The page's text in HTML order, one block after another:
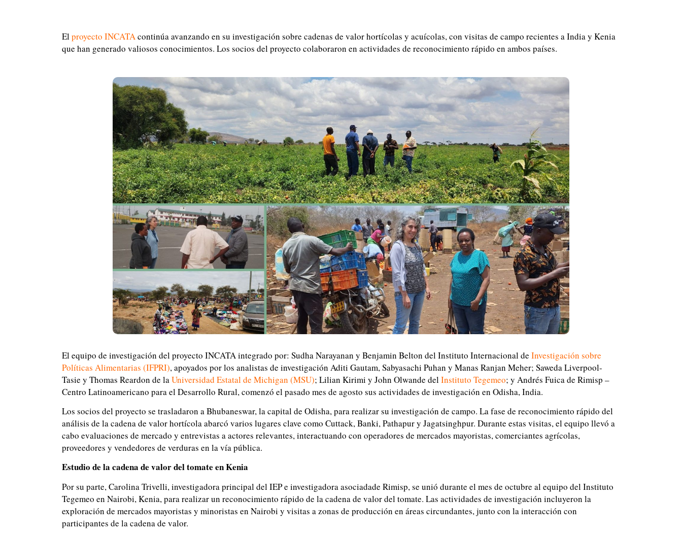
Elproyecto INCATAcontinúa avanzando en su investigación sobre cadenas de valor hortícolas y acuícolas, con visitas de campo recientes a India y Kenia
que han generado valiosos conocimientos. Los socios del proyecto colaboraron en actividades de reconocimiento rápido en ambos países.
El equipo de investigación del proyecto INCATA integrado por: Sudha Narayanan y Benjamin Belton del Instituto Internacional de Investigación sobre
Políticas Alimentarias (IFPRI), apoyados por los analistas de investigación Aditi Gautam, Sabyasachi Puhan y Manas Ranjan Meher; Saweda Liverpool-
Tasie y Thomas Reardon de laUniversidad Estatal de Michigan (MSU); Lilian Kirimi y John Olwande delInstituto Tegemeo; y Andrés Fuica de Rimisp –
Centro Latinoamericano para el Desarrollo Rural, comenzó el pasado mes de agosto sus actividades de investigación en Odisha, India.
Los socios del proyecto se trasladaron a Bhubaneswar, la capital de Odisha, para realizar su investigación de campo. La fase de reconocimiento rápido del
análisis de la cadena de valor hortícola abarcó varios lugares clave como Cuttack, Banki, Pathapur y Jagatsinghpur. Durante estas visitas, el equipo llevó a
cabo evaluaciones de mercado y entrevistas a actores relevantes, interactuando con operadores de mercados mayoristas, comerciantes agrícolas,
proveedores y vendedores de verduras en la vía pública.
Estudio de la cadena de valor del tomate en Kenia
Por su parte, Carolina Trivelli, investigadora principal del IEP e investigadora asociadade Rimisp, se unió durante el mes de octubre al equipo del Instituto
Tegemeo en Nairobi, Kenia, para realizar un reconocimiento rápido de la cadena de valor del tomate. Las actividades de investigación incluyeron la
exploración de mercados mayoristas y minoristas en Nairobi y visitas a zonas de producción en áreas circundantes, junto con la interacción con
participantes de la cadena de valor.